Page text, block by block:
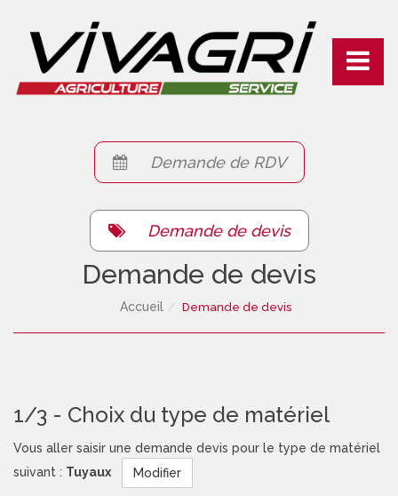
Toggle
Demande de RDV
Demande de devis
Demande de devis
Accueil Demande de devis
1/3 - Choix du type de matériel
Vous aller saisir une demande devis pour le type de matériel
suivant : Tuyaux Modifier